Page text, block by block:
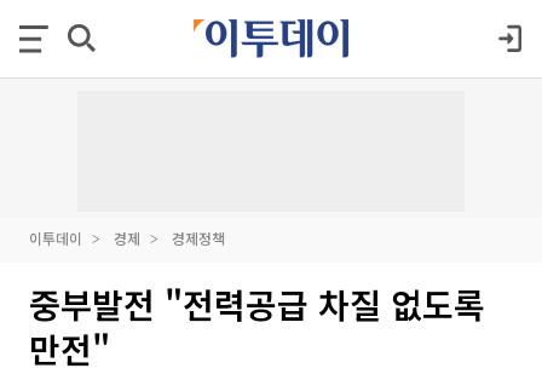
이투데이 경제 경제정책
중부발전 "전력공급 차질 없도록
만전"